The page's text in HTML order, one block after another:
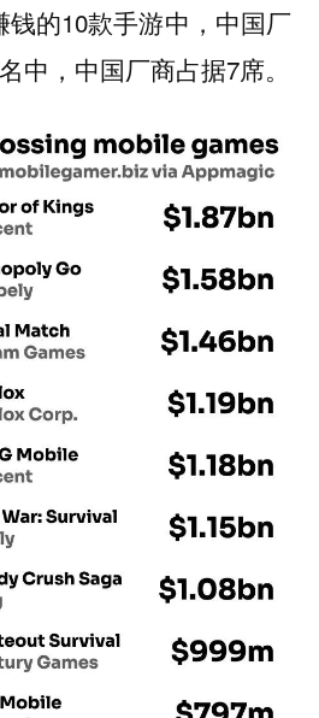
的10款手游中，中国厂
中，中国厂商占据7席。